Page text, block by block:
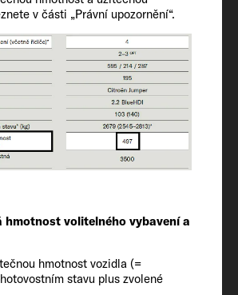
v části „Právní upozornění“.
hmotnost volitelného vybavení a
hmotnost vozidla (=
stavu plus zvolené
na zádi
na spací střeše
mrazicí přihrádka
vč. bojleru (zmenš. obj.) /
vodu